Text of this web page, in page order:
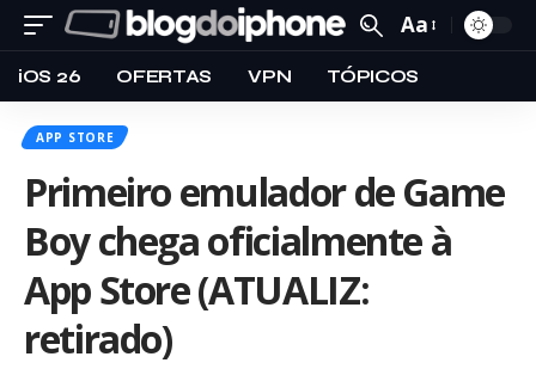
Aa
iOS 26 OFERTAS VPN TÓPICOS
APP STORE
Primeiro emulador de Game
Boy chega oficialmente à
App Store (ATUALIZ:
retirado)